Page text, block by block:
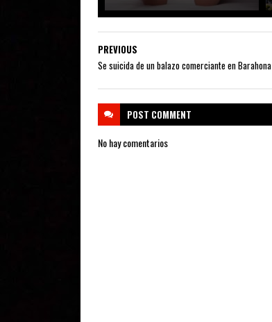
PREVIOUS
Se suicida de un balazo comerciante en Barahona
POST COMMENT
No hay comentarios